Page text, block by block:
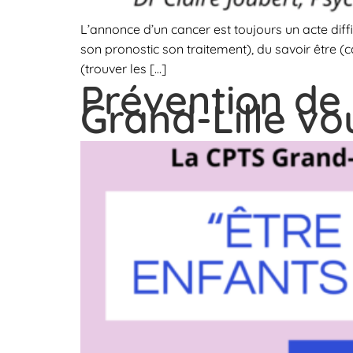
L’annonce d’un cancer est toujours un acte
son pronostic son traitement), du savoir être
(trouver les […]
Prévention de
Grand-Lille